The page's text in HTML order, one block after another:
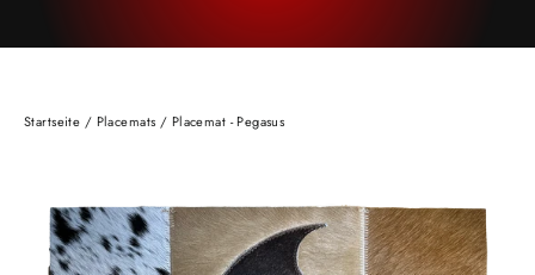
Startseite / Placemats / Placemat - Pegasus